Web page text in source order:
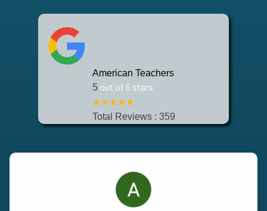
American Teachers
5 out of 5 stars
★★★★★
Total Reviews : 359